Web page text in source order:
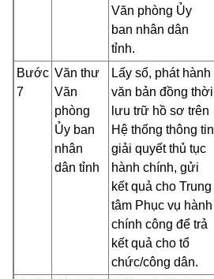
Văn phòng Ủy
ban nhân dân
tỉnh.
Bước
7
Văn thư
Văn
phòng
Ủy ban
nhân
dân tỉnh
Lấy số, phát hành
văn bản đồng thời
lưu trữ hồ sơ trên
Hệ thống thông tin
giải quyết thủ tục
hành chính, gửi
kết quả cho Trung
tâm Phục vụ hành
chính công để trả
kết quả cho tổ
chức/công dân.